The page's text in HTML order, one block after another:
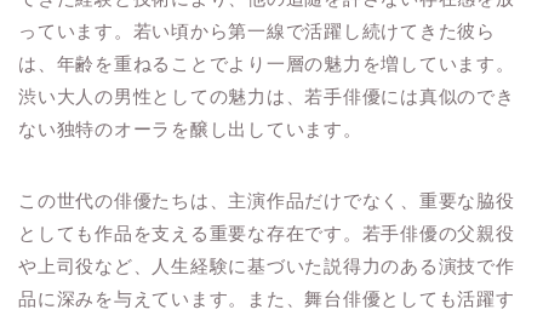
っています。若い頃から第一線で活躍し続けてきた彼ら
は、年齢を重ねることでより一層の魅力を増しています。
渋い大人の男性としての魅力は、若手俳優には真似のでき
ない独特のオーラを醸し出しています。
この世代の俳優たちは、主演作品だけでなく、重要な脇役
としても作品を支える重要な存在です。若手俳優の父親役
や上司役など、人生経験に基づいた説得力のある演技で作
品に深みを与えています。また、舞台俳優としても活躍す